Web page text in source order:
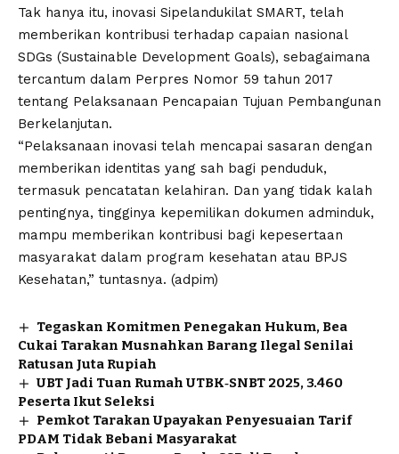
Tak hanya itu, inovasi Sipelandukilat SMART, telah
memberikan kontribusi terhadap capaian nasional
SDGs (Sustainable Development Goals), sebagaimana
tercantum dalam Perpres Nomor 59 tahun 2017
tentang Pelaksanaan Pencapaian Tujuan Pembangunan
Berkelanjutan.
“Pelaksanaan inovasi telah mencapai sasaran dengan
memberikan identitas yang sah bagi penduduk,
termasuk pencatatan kelahiran. Dan yang tidak kalah
pentingnya, tingginya kepemilikan dokumen adminduk,
mampu memberikan kontribusi bagi kepesertaan
masyarakat dalam program kesehatan atau BPJS
Kesehatan,” tuntasnya. (adpim)
Tegaskan Komitmen Penegakan Hukum, Bea
Cukai Tarakan Musnahkan Barang Ilegal Senilai
Ratusan Juta Rupiah
UBT Jadi Tuan Rumah UTBK‑SNBT 2025, 3.460
Peserta Ikut Seleksi
Pemkot Tarakan Upayakan Penyesuaian Tarif
PDAM Tidak Bebani Masyarakat